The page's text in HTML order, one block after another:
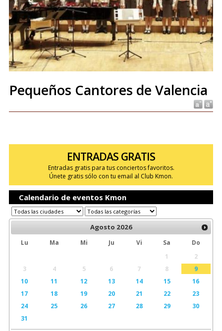
Pequeños Cantores de Valencia
ENTRADAS GRATIS
Entradas gratis para tus conciertos favoritos.
Únete gratis sólo con tu email al Club Kmon.
Calendario de eventos Kmon
Agosto 2026
Lu Ma Mi Ju Vi Sa
Do
1
2
3
4 5 6 7 8
9
10
11 12 13 14 15
16
17
18 19 20 21 22
23
24
25 26 27 28 29
30
31